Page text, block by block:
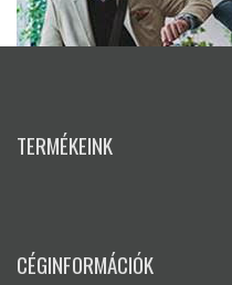
TERMÉKEINK
CÉGINFORMÁCIÓK